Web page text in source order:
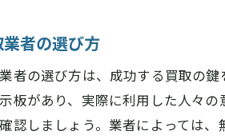
業者の選び方
者の選び方は、成功する買取の
板があり、実際に利用した人々
認しましょう。業者によっては